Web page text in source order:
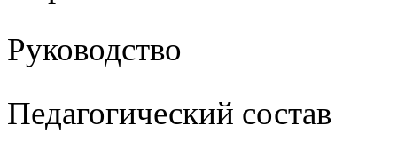
Руководство
Педагогический состав